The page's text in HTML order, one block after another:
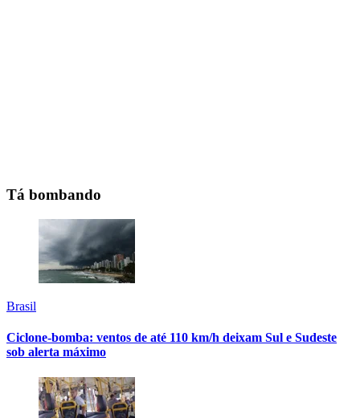
Tá bombando
Brasil
Ciclone-bomba: ventos de até 110 km/h deixam Sul e Sudeste
sob alerta máximo